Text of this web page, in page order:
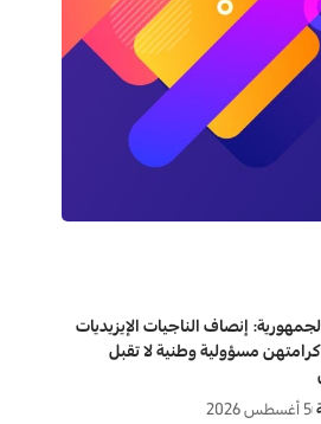
إنصاف الناجيات الإيزيديات
مسؤولية وطنية لا تقبل
5 أغسطس 2026